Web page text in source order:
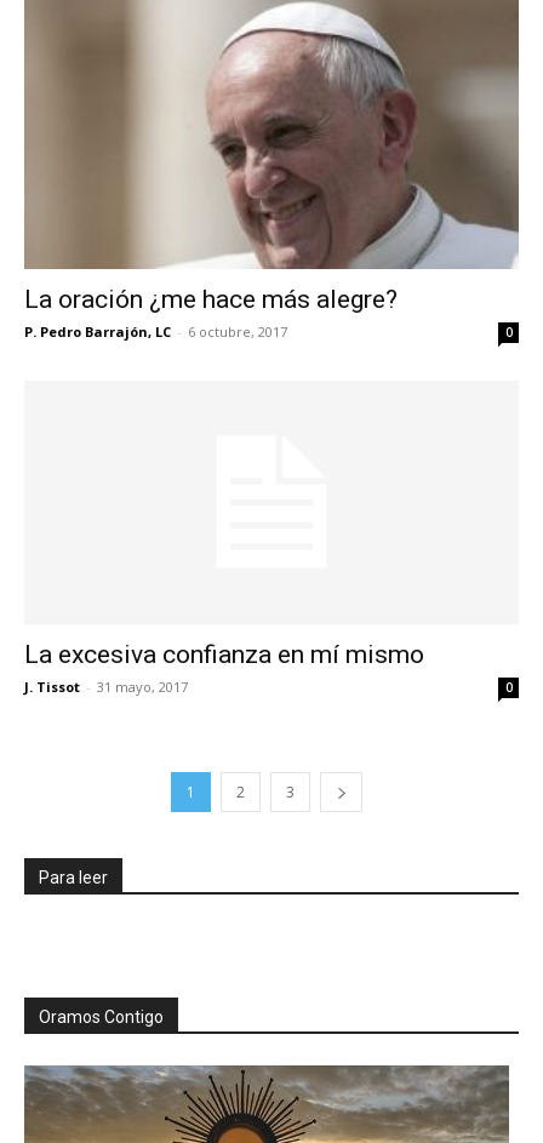
La oración ¿me hace más alegre?
P. Pedro Barrajón, LC - 6 octubre, 2017 0
La excesiva confianza en mí mismo
J. Tissot - 31 mayo, 2017 0
1 2 3
Para leer
Oramos Contigo